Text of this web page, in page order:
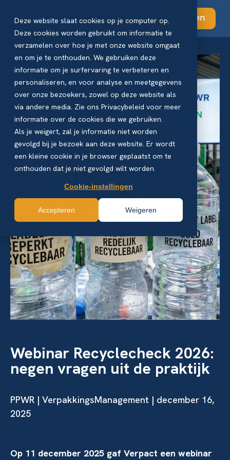
Deze website slaat cookies op je computer op.
Deze cookies worden gebruikt om informatie te
verzamelen over hoe je met onze website omgaat
en om je te onthouden. We gebruiken deze
informatie om je surfervaring te verbeteren en
personaliseren, en voor analyse en meetgegevens
over onze bezoekers, zowel op deze website als
via andere media. Zie ons Privacybeleid voor meer
informatie over de cookies die we gebruiken.
Als je weigert, zal je informatie niet worden
gevolgd bij je bezoek aan deze website. Er wordt
een kleine cookie in je browser geplaatst om te
onthouden dat je niet gevolgd wilt worden.
Cookie-instellingen
Accepteren Weigeren
Abonneren
Webinar Recyclecheck 2026:
negen vragen uit de praktijk
PPWR | VerpakkingsManagement | december 16,
2025
Op 11 december 2025 gaf Verpact een webinar